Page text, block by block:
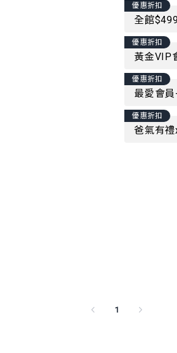
優惠折扣
全館
優惠折扣
黃金VIP
優惠折扣
最愛會
優惠折扣
爸氣有
1